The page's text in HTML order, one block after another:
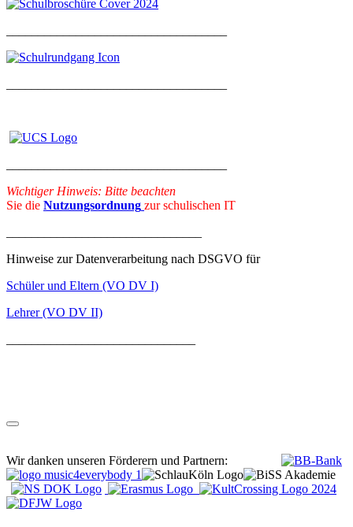
Wichtiger Hinweis: Bitte beachten
Sie die Nutzungsordnung zur schulischen IT
Hinweise zur Datenverarbeitung nach DSGVO für
Schüler und Eltern (VO DV I)
Lehrer (VO DV II)
Wir danken unseren Förderern und Partnern: